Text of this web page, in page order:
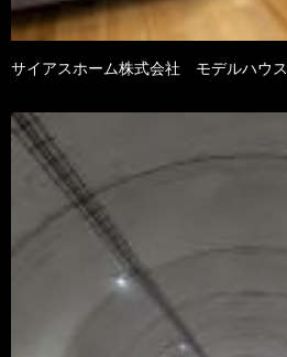
サイアスホーム株式会社 モデルハウス